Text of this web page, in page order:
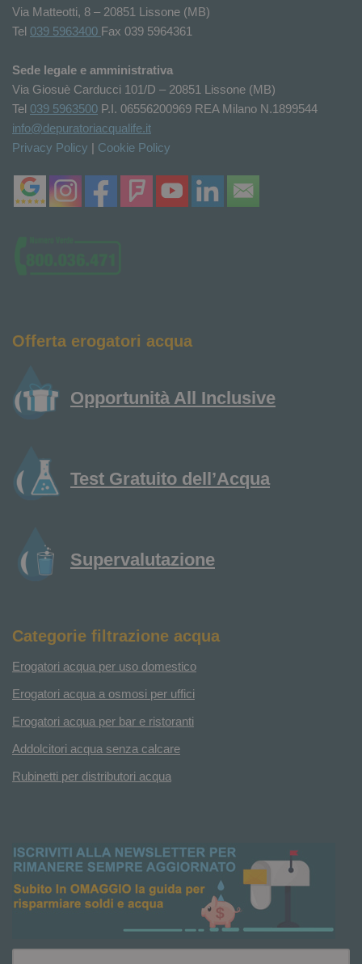
Via Matteotti, 8 – 20851 Lissone (MB)
Tel 039 5963400 Fax 039 5964361
Sede legale e amministrativa
Via Giosuè Carducci 101/D – 20851 Lissone (MB)
Tel 039 5963500 P.I. 06556200969 REA Milano N.1899544
info@depuratoriacqualife.it
Privacy Policy | Cookie Policy
Offerta erogatori acqua
Opportunità All Inclusive
Test Gratuito dell’Acqua
Supervalutazione
Categorie filtrazione acqua
Erogatori acqua per uso domestico
Erogatori acqua a osmosi per uffici
Erogatori acqua per bar e ristoranti
Addolcitori acqua senza calcare
Rubinetti per distributori acqua